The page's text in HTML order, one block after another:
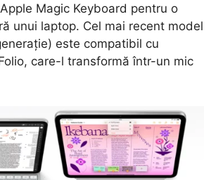
Magic Keyboard pentru o
unui laptop. Cel mai recent model
este compatibil cu
care-l transformă într-un mic